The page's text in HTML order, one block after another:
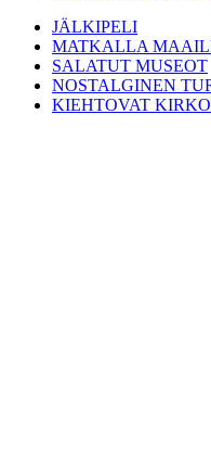
JÄLKIPELI
MATKALLA
SALATUT MUSEOT
NOSTALGINEN
KIEHTOVAT